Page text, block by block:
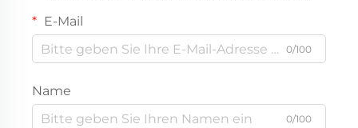
E-Mail
0/100
Name
0/100